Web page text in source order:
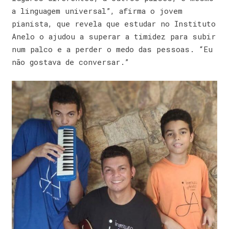
a linguagem universal”, afirma o jovem
pianista, que revela que estudar no Instituto
Anelo o ajudou a superar a timidez para subir
num palco e a perder o medo das pessoas. “Eu
não gostava de conversar.”